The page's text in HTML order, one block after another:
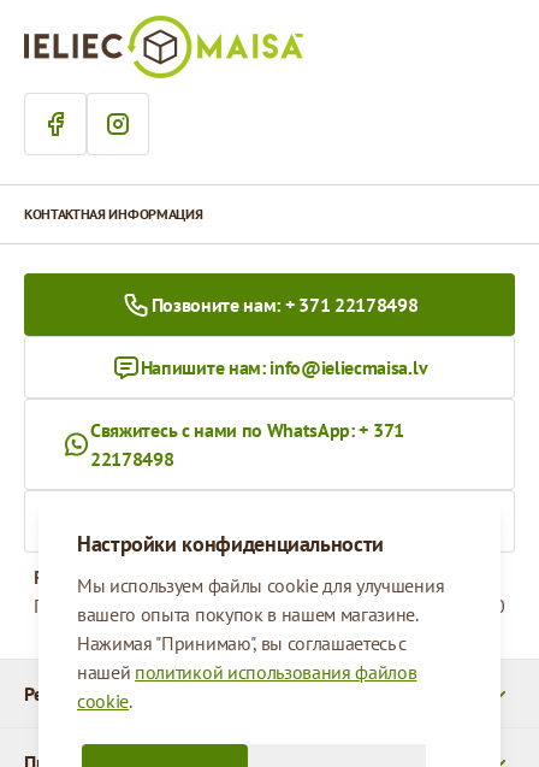
Настройки конфиденциальности
Мы используем файлы cookie для улучшения
вашего опыта покупок в нашем магазине.
Нажимая "Принимаю", вы соглашаетесь с
нашей политикой использования файлов
cookie.
Реквизиты
КОНТАКТНАЯ ИНФОРМАЦИЯ
Позвоните нам: + 371 22178498
Напишите нам: info@ieliecmaisa.lv
Свяжитесь с нами по WhatsApp: + 371
22178498
Рабочее время
Понедельник - Пятница
09:00 - 17:00